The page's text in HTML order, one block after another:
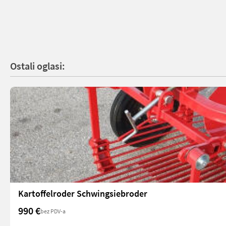
Ostali oglasi:
Kartoffelroder Schwingsiebroder
990 €bez PDV-a